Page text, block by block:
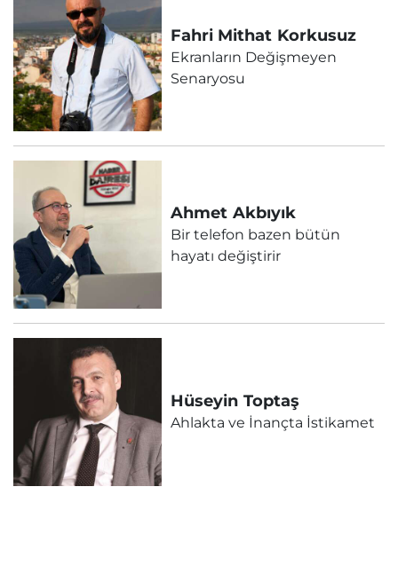
Fahri Mithat Korkusuz
Ekranların Değişmeyen
Senaryosu
Ahmet Akbıyık
Bir telefon bazen bütün
hayatı değiştirir
Hüseyin Toptaş
Ahlakta ve İnançta İstikamet